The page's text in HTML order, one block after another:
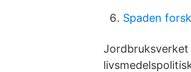
Spaden